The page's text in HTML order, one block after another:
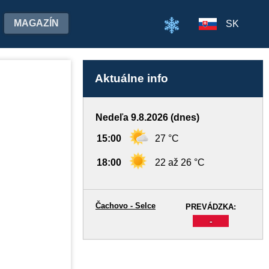
MAGAZÍN SK
Aktuálne info
Nedeľa 9.8.2026 (dnes)
15:00 27 °C
18:00 22 až 26 °C
PREVÁDZKA:
-
Čachovo - Selce